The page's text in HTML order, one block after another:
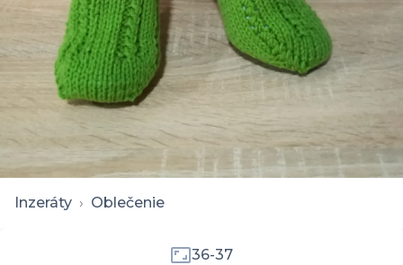
Inzeráty › Oblečenie
36-37